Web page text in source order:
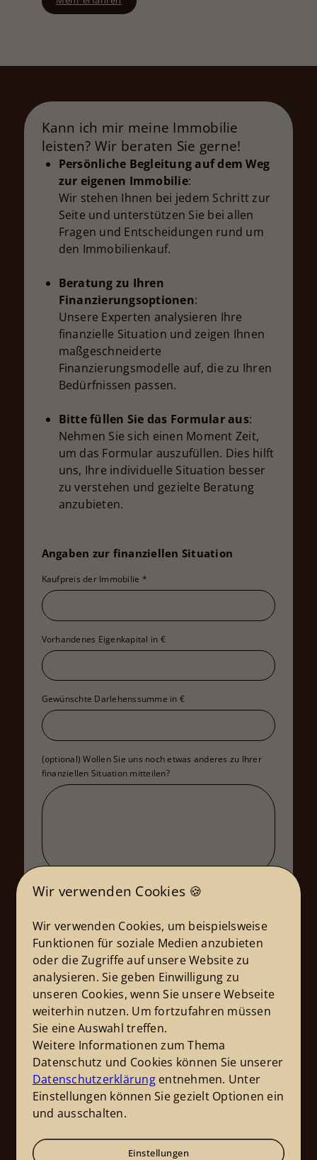
Kann ich mir meine Immobilie
leisten? Wir beraten Sie gerne!
Persönliche Begleitung auf dem Weg
zur eigenen Immobilie:
Wir stehen Ihnen bei jedem Schritt zur
Seite und unterstützen Sie bei allen
Fragen und Entscheidungen rund um
den Immobilienkauf.
Beratung zu Ihren
Finanzierungsoptionen:
Unsere Experten analysieren Ihre
finanzielle Situation und zeigen Ihnen
maßgeschneiderte
Finanzierungsmodelle auf, die zu Ihren
Bedürfnissen passen.
Bitte füllen Sie das Formular aus:
Nehmen Sie sich einen Moment Zeit,
um das Formular auszufüllen. Dies hilft
uns, Ihre individuelle Situation besser
zu verstehen und gezielte Beratung
anzubieten.
Angaben zur finanziellen Situation
Kaufpreis der Immobilie *
Vorhandenes Eigenkapital in €
Gewünschte Darlehenssumme in €
(optional) Wollen Sie uns noch etwas anderes zu Ihrer
finanziellen Situation mitteilen?
Was sagen unsere Kunden
Zufriedene Kunden sind mein größtes Lob!
Hier finden Sie Bewertungen meiner Kunden.
Lassen Sie sich von Ihren positiven Stimmen
überzeugen und erfahren Sie mehr über meine
Leistungen aus erster Hand.
Die angezeigten Bewertungen stammen von
Google. Sie wurden nicht auf Echtheit überprüft.
Wir verwenden Cookies 🍪
Wir verwenden Cookies, um beispielsweise
Funktionen für soziale Medien anzubieten
oder die Zugriffe auf unsere Website zu
analysieren. Sie geben Einwilligung zu
unseren Cookies, wenn Sie unsere Webseite
weiterhin nutzen. Um fortzufahren müssen
Sie eine Auswahl treffen.
Weitere Informationen zum Thema
Datenschutz und Cookies können Sie unserer
Datenschutzerklärungentnehmen. Unter
Einstellungen können Sie gezielt Optionen ein
und ausschalten.
Einstellungen